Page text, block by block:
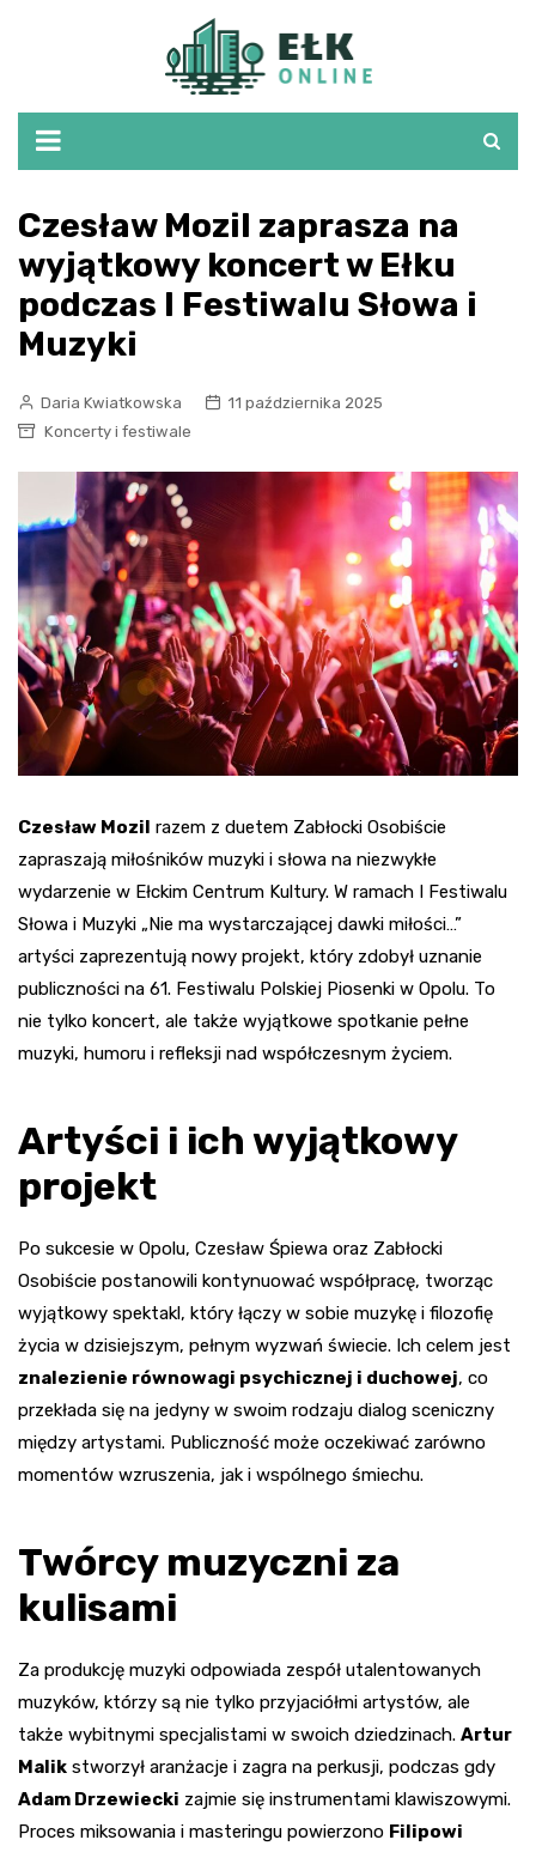
Czesław Mozil zaprasza na
wyjątkowy koncert w Ełku
podczas I Festiwalu Słowa i
Muzyki
Daria Kwiatkowska
11 października 2025
Koncerty i festiwale
Czesław Mozil razem z duetem Zabłocki Osobiście
zapraszają miłośników muzyki i słowa na niezwykłe
wydarzenie w Ełckim Centrum Kultury. W ramach I Festiwalu
Słowa i Muzyki „Nie ma wystarczającej dawki miłości…”
artyści zaprezentują nowy projekt, który zdobył uznanie
publiczności na 61. Festiwalu Polskiej Piosenki w Opolu. To
nie tylko koncert, ale także wyjątkowe spotkanie pełne
muzyki, humoru i refleksji nad współczesnym życiem.
Artyści i ich wyjątkowy
projekt
Po sukcesie w Opolu, Czesław Śpiewa oraz Zabłocki
Osobiście postanowili kontynuować współpracę, tworząc
wyjątkowy spektakl, który łączy w sobie muzykę i filozofię
życia w dzisiejszym, pełnym wyzwań świecie. Ich celem jest
znalezienie równowagi psychicznej i duchowej, co
przekłada się na jedyny w swoim rodzaju dialog sceniczny
między artystami. Publiczność może oczekiwać zarówno
momentów wzruszenia, jak i wspólnego śmiechu.
Twórcy muzyczni za
kulisami
Za produkcję muzyki odpowiada zespół utalentowanych
muzyków, którzy są nie tylko przyjaciółmi artystów, ale
także wybitnymi specjalistami w swoich dziedzinach. Artur
Malik stworzył aranżacje i zagra na perkusji, podczas gdy
Adam Drzewiecki zajmie się instrumentami klawiszowymi.
Proces miksowania i masteringu powierzono Filipowi